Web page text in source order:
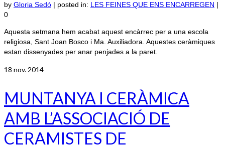
by Gloria Sedó | posted in: LES FEINES QUE ENS ENCARREGEN |
0
Aquesta setmana hem acabat aquest encàrrec per a una escola
religiosa, Sant Joan Bosco i Ma. Auxiliadora. Aquestes ceràmiques
estan dissenyades per anar penjades a la paret.
18 nov. 2014
MUNTANYA I CERÀMICA
AMB L’ASSOCIACIÓ DE
CERAMISTES DE